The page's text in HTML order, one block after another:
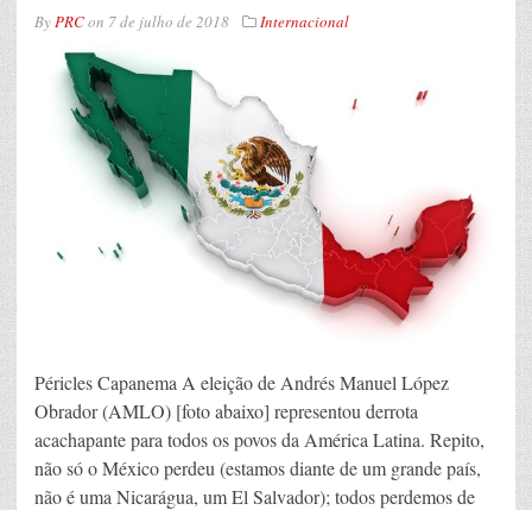
ByPRCon 7 de julho de 2018 Internacional
Péricles Capanema A eleição de Andrés Manuel López
Obrador (AMLO) [foto abaixo] representou derrota
acachapante para todos os povos da América Latina. Repito,
não só o México perdeu (estamos diante de um grande país,
não é uma Nicarágua, um El Salvador); todos perdemos de